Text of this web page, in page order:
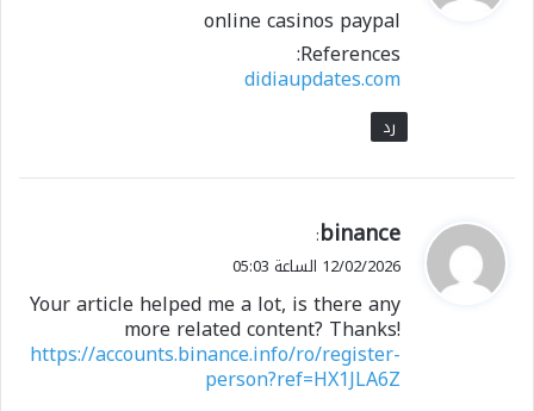
ل
online casinos paypal
References:
didiaupdates.com
رد
ي
ق
ل
binance
:
12/02/2026 الساعة 05:03
Your article helped me a lot, is there any
more related content? Thanks!
https://accounts.binance.info/ro/register-
person?ref=HX1JLA6Z